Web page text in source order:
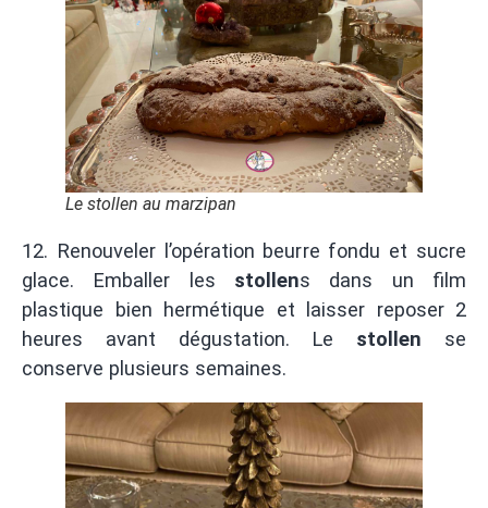
Le stollen au marzipan
12. Renouveler l’opération beurre fondu et sucre
glace. Emballer les stollens dans un film
plastique bien hermétique et laisser reposer 2
heures avant dégustation. Le stollen se
conserve plusieurs semaines.